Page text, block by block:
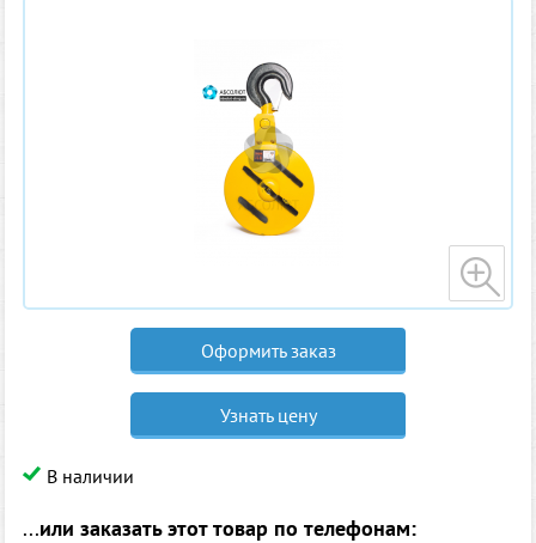
Оформить заказ
Узнать цену
В наличии
...или заказать этот товар по телефонам: